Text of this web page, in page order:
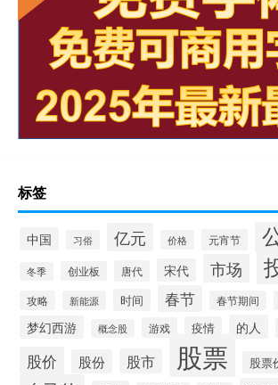
标签
中国 习俗 亿元 价格 元宵节
冬季 创业板 唐代 宋代 市场
攻略 新能源 时间 春节 春节期间
梦幻西游 概念股 游戏 疫情 的人
股价 股份 股市 股票 股票